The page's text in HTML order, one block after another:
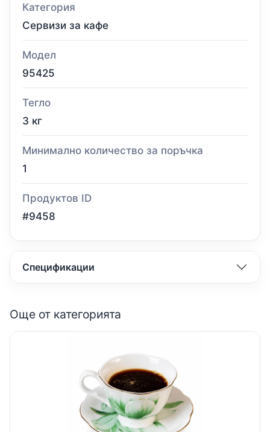
Категория
Сервизи за кафе
Модел
95425
Тегло
3 кг
Минимално количество за поръчка
1
Продуктов ID
#9458
Спецификации
Още от категорията